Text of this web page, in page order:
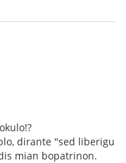
dirante "sed liberigu
mian bopatrinon.